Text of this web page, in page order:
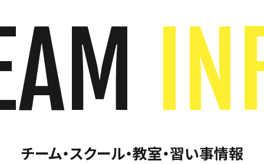
チーム・スクール・教室・習い事情報